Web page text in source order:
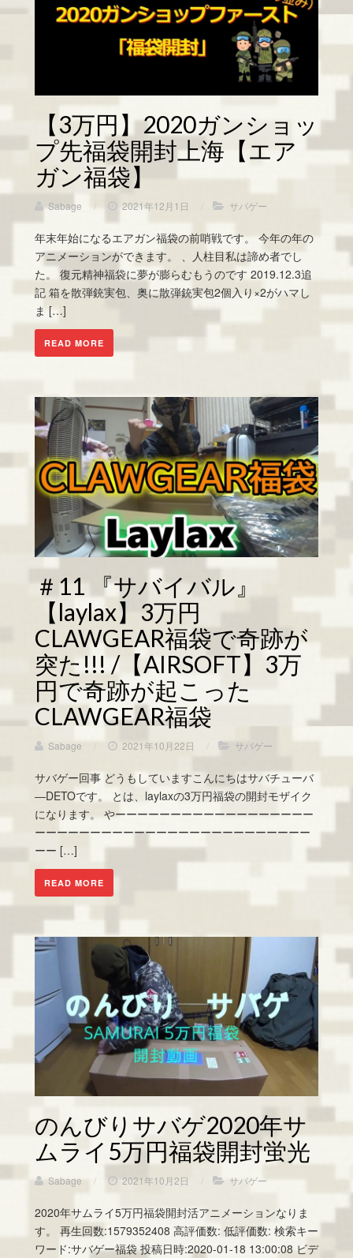
【3万円】2020ガンショッ
プ先福袋開封上海【エア
ガン福袋】
Sabage / 2021年12月1日 サバゲー
年末年始になるエアガン福袋の前哨戦です。 今年の年の
アニメーションができます。 、人柱目私は諦め者でし
た。 復元精神福袋に夢が膨らむもうのです 2019.12.3追
記 箱を散弾銃実包、奥に散弾銃実包2個入り×2がハマし
ま […]
READ MORE
＃11 『サバイバル』
【laylax】3万円
CLAWGEAR福袋で奇跡が
突た!!! /【AIRSOFT】3万
円で奇跡が起こった
CLAWGEAR福袋
Sabage / 2021年10月22日 サバゲー
サバゲー回事 どうもしていますこんにちはサバチューバ
―DETOです。 とは、laylaxの3万円福袋の開封モザイク
になります。 やーーーーーーーーーーーーーーーーーー
ーーーーーーーーーーーーーーーーーーーーーーーーー
ーー […]
READ MORE
のんびりサバゲ2020年サ
ムライ5万円福袋開封蛍光
Sabage / 2021年10月2日 サバゲー
2020年サムライ5万円福袋開封活アニメーションなりま
す。 再生回数:1579352408 高評価数: 低評価数: 検索キー
ワード:サバゲー福袋 投稿日時:2020-01-18 13:00:08 ビデ